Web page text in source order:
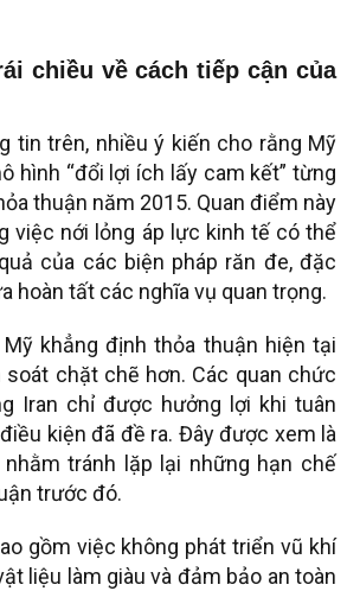
chiều về cách tiếp cận của
tin trên, nhiều ý kiến cho rằng Mỹ
hình “đổi lợi ích lấy cam kết” từng
thuận năm 2015. Quan điểm này
việc nới lỏng áp lực kinh tế có thể
của các biện pháp răn đe, đặc
hoàn tất các nghĩa vụ quan trọng.
Mỹ khẳng định thỏa thuận hiện tại
chặt chẽ hơn. Các quan chức
Iran chỉ được hưởng lợi khi tuân
kiện đã đề ra. Đây được xem là
tránh lặp lại những hạn chế
trước đó.
gồm việc không phát triển vũ khí
liệu làm giàu và đảm bảo an toàn